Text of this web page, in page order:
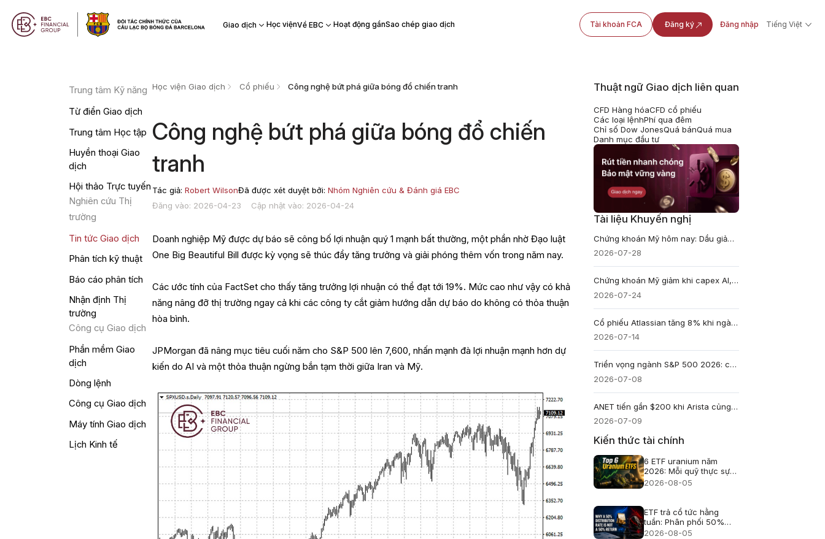
Giao dịch Học việnVề EBC Hoạt động gầnSao chép giao dịch Tài khoản FCA Đăng ký Đăng nhập Tiếng Việt
Trung tâm Kỹ năng
Từ điển Giao dịch
Trung tâm Học tập
Huyền thoại Giao
dịch
Hội thảo Trực tuyến
Nghiên cứu Thị
trường
Tin tức Giao dịch
Phân tích kỹ thuật
Báo cáo phân tích
Nhận định Thị
trường
Công cụ Giao dịch
Phần mềm Giao
dịch
Dòng lệnh
Công cụ Giao dịch
Máy tính Giao dịch
Lịch Kinh tế
Học viện Giao dịch Cổ phiếu Công nghệ bứt phá giữa bóng đổ chiến tranh
Công nghệ bứt phá giữa bóng đổ chiến
tranh
Tác giả:Robert WilsonĐã được xét duyệt bởi:Nhóm Nghiên cứu & Đánh giá EBC
Đăng vào: 2026-04-23
Cập nhật vào: 2026-04-24
Doanh nghiệp Mỹ được dự báo sẽ công bố lợi nhuận quý 1 mạnh bất thường, một phần nhờ Đạo luật
One Big Beautiful Bill được kỳ vọng sẽ thúc đẩy tăng trưởng và giải phóng thêm vốn trong năm nay.
Các ước tính của FactSet cho thấy tăng trưởng lợi nhuận có thể đạt tới 19%. Mức cao như vậy có khả
năng nâng đỡ thị trường ngay cả khi các công ty cắt giảm hướng dẫn dự báo do không có thỏa thuận
hòa bình.
JPMorgan đã nâng mục tiêu cuối năm cho S&P 500 lên 7,600, nhấn mạnh đà lợi nhuận mạnh hơn dự
kiến do AI và một thỏa thuận ngừng bắn tạm thời giữa Iran và Mỹ.
Thuật ngữ Giao dịch liên quan
CFD Hàng hóaCFD cổ phiếu
Các loại lệnhPhí qua đêm
Chỉ số Dow JonesQuá bánQuá mua
Danh mục đầu tư
Tài liệu Khuyến nghị
Chứng khoán Mỹ hôm nay: Dầu giảm 8%, bán dẫn bị bán tháo, Oracle và phần mềm bứt phá
2026-07-28
Chứng khoán Mỹ giảm khi capex AI, dầu trên 100 USD và lợi suất 4,7% cùng gây áp lực
2026-07-24
Cổ phiếu Atlassian tăng 8% khi ngành phần mềm hồi phục
2026-07-14
Triển vọng ngành S&P 500 2026: công nghệ, công nghiệp và chu kỳ sản xuất dẫn lại thị trường
2026-07-08
ANET tiến gần $200 khi Arista củng cố cược AI
2026-07-09
Kiến thức tài chính
6 ETF uranium năm
2026: Mỗi quỹ thực sự
nắm giữ gì?
2026-08-05
ETF trả cổ tức hằng
tuần: Phân phối 50%
không phải lãi 50%
2026-08-05